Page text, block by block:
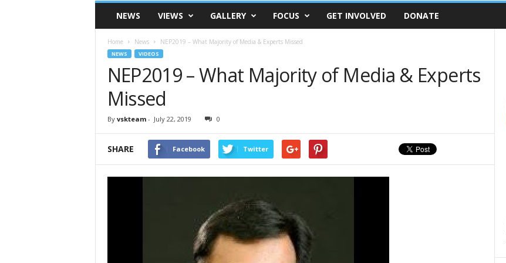
VSK
TelanganaNEWS VIEWS GALLERY FOCUS GET INVOLVED DONATE
Home News NEP2019 – What Majority of Media & Experts Missed
NEWS VIDEOS
NEP2019 – What Majority of Media & Experts
Missed
By vskteam- July 22, 2019 0
SHARE Facebook Twitter